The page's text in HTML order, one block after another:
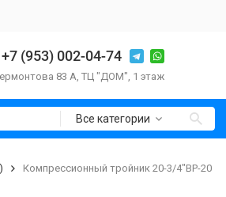
+7 (953) 002-04-74
83 А, ТЦ "ДОМ", 1 этаж
Все категории
Компрессионный тройник 20-3/4"ВР-20